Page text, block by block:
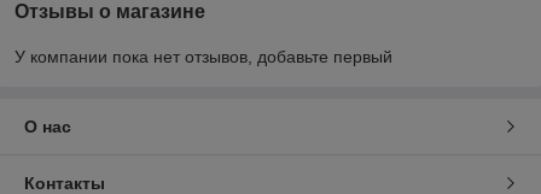
Отзывы о магазине
У компании пока нет отзывов, добавьте первый
О нас
Контакты